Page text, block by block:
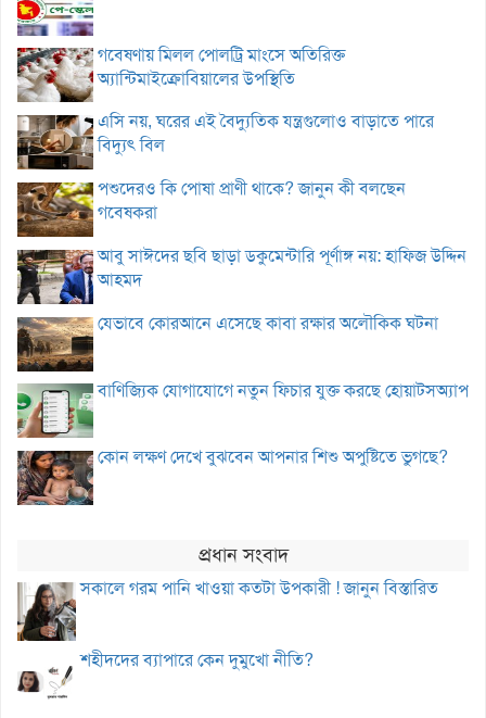
গবেষণায় মিলল পোলট্রি মাংসে অতিরিক্ত
অ্যান্টিমাইক্রোবিয়ালের উপস্থিতি
এসি নয়, ঘরের এই বৈদ্যুতিক যন্ত্রগুলোও বাড়াতে পারে
বিদ্যুৎ বিল
পশুদেরও কি পোষা প্রাণী থাকে? জানুন কী বলছেন
গবেষকরা
আবু সাঈদের ছবি ছাড়া ডকুমেন্টারি পূর্ণাঙ্গ নয়: হাফিজ উদ্দিন
আহমদ
যেভাবে কোরআনে এসেছে কাবা রক্ষার অলৌকিক ঘটনা
বাণিজ্যিক যোগাযোগে নতুন ফিচার যুক্ত করছে হোয়াটসঅ্যাপ
কোন লক্ষণ দেখে বুঝবেন আপনার শিশু অপুষ্টিতে ভুগছে?
প্রধান সংবাদ
সকালে গরম পানি খাওয়া কতটা উপকারী ! জানুন বিস্তারিত
শহীদদের ব্যাপারে কেন দুমুখো নীতি?